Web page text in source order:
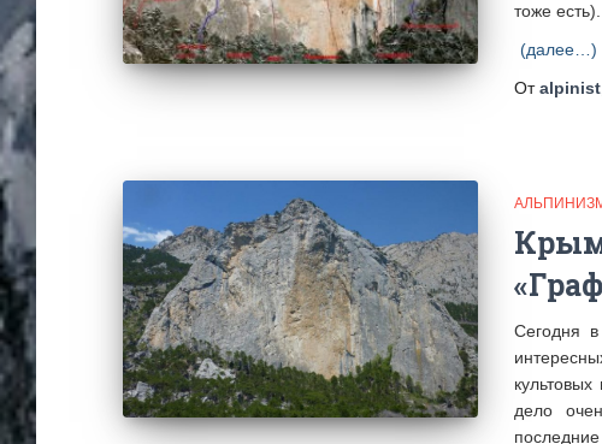
тоже есть).
(далее…)
Отalpinist
Сегодня
дело